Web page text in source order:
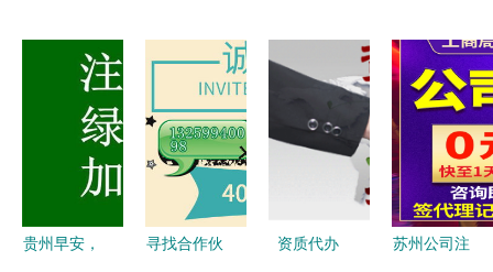
贵州早安，
寻找合作伙
资质代办
苏州公司注